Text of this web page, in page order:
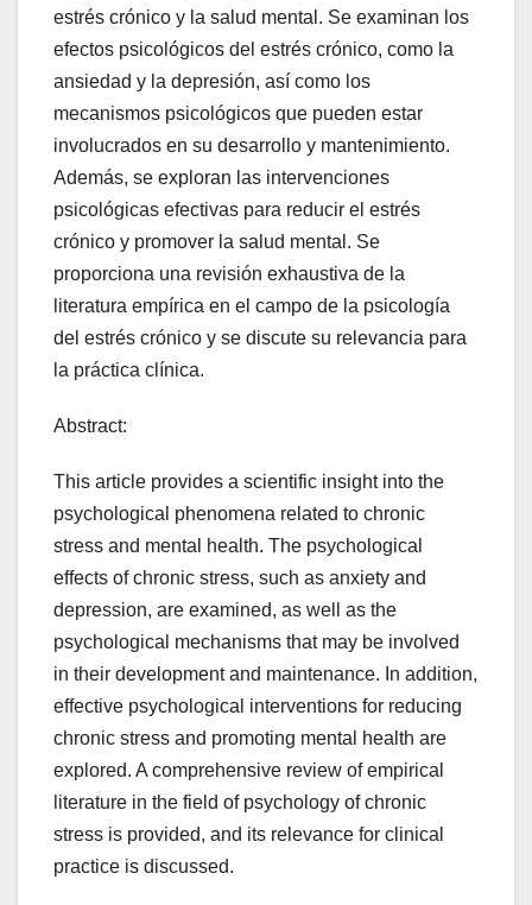
estrés crónico y la salud mental. Se examinan los
efectos psicológicos del estrés crónico, como la
ansiedad y la depresión, así como los
mecanismos psicológicos que pueden estar
involucrados en su desarrollo y mantenimiento.
Además, se exploran las intervenciones
psicológicas efectivas para reducir el estrés
crónico y promover la salud mental. Se
proporciona una revisión exhaustiva de la
literatura empírica en el campo de la psicología
del estrés crónico y se discute su relevancia para
la práctica clínica.
Abstract:
This article provides a scientific insight into the
psychological phenomena related to chronic
stress and mental health. The psychological
effects of chronic stress, such as anxiety and
depression, are examined, as well as the
psychological mechanisms that may be involved
in their development and maintenance. In addition,
effective psychological interventions for reducing
chronic stress and promoting mental health are
explored. A comprehensive review of empirical
literature in the field of psychology of chronic
stress is provided, and its relevance for clinical
practice is discussed.